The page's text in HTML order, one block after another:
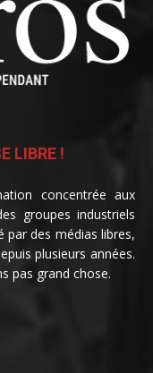
LIBRE !
concentrée aux
groupes industriels
par des médias libres,
plusieurs années.
pas grand chose.